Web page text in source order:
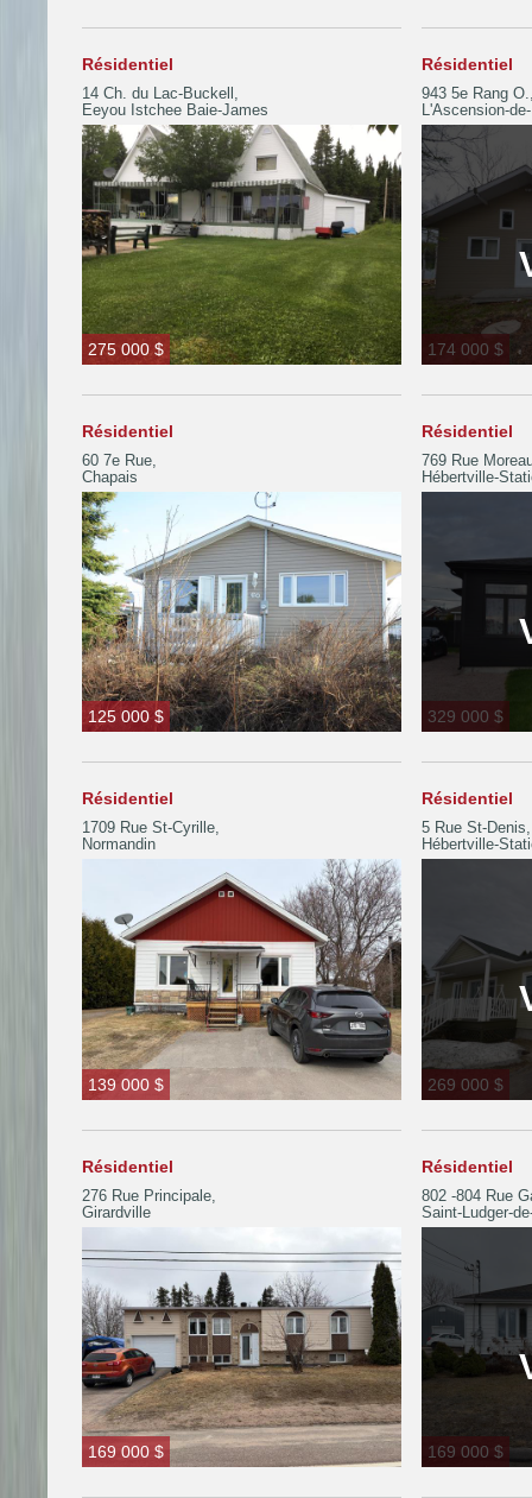
Résidentiel
14 Ch. du Lac-Buckell,
Eeyou Istchee Baie-James
275 000 $
Résidentiel
943 5e Rang
L'Ascension-
174 000 $
Résidentiel
60 7e Rue,
Chapais
125 000 $
Résidentiel
769 Rue
Hébertville-
329 000 $
Résidentiel
1709 Rue St-Cyrille,
Normandin
139 000 $
Résidentiel
5 Rue St-Denis,
Hébertville-
269 000 $
Résidentiel
276 Rue Principale,
Girardville
169 000 $
Résidentiel
802 -804 Rue
Saint-Ludger-
169 000 $